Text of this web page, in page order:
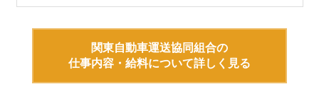
関東自動車運送協同組合の
仕事内容・給料について詳しく見る